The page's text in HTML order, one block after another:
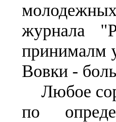
журнала
принималм
Вовки -
Любое
по